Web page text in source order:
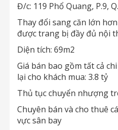
Đ/c: 119 Phổ Quang, P.9,
Thay đổi sang căn lớn
được trang bị đầy đủ nội
Diện tích: 69m2
Giá bán bao gồm tất cả
lại cho khách mua: 3.8 tỷ
Thủ tục chuyển nhượng
Chuyên bán và cho thuê
vực sân bay